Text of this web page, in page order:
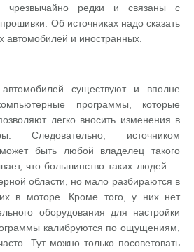
чрезвычайно редки и связаны с
Об источниках надо сказать
автомобилей и иностранных.
существуют и вполне
программы, которые
легко вносить изменения в
Следовательно, источником
быть любой владелец такого
что большинство таких людей —
области, но мало разбираются в
в моторе. Кроме того, у них нет
оборудования для настройки
калибруются по ощущениям,
Тут можно только посоветовать